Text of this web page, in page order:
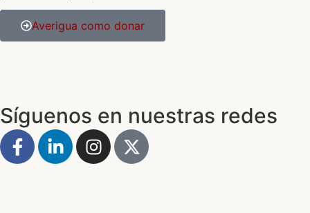
Averigua como donar
Síguenos en nuestras redes